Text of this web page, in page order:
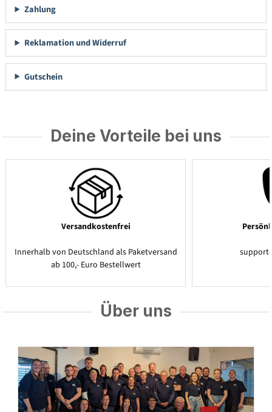
Zahlung
Reklamation und Widerruf
Gutschein
Deine Vorteile bei uns
Versandkostenfrei
Innerhalb von Deutschland als Paketversand
ab 100,- Euro Bestellwert
Über uns